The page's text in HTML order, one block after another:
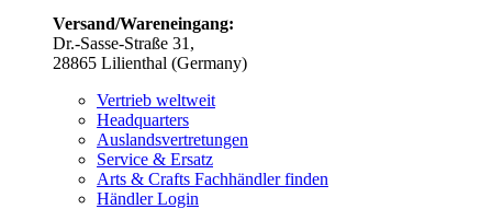
Versand/Wareneingang:
Dr.-Sasse-Straße 31,
28865 Lilienthal (Germany)
Vertrieb weltweit
Headquarters
Auslandsvertretungen
Service & Ersatz
Arts & Crafts Fachhändler finden
Händler Login